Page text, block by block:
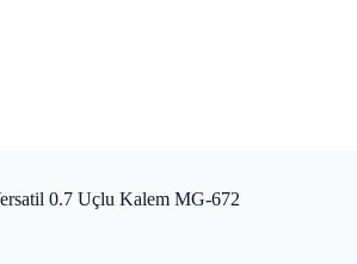
0.7 Uçlu Kalem MG-672